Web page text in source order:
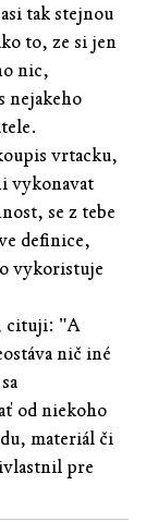
tak stejnou
to, ze si jen
nic,
nejakeho
vrtacku,
vykonavat
se z tebe
definice,
vykoristuje
cituji: "A
nič iné
od niekoho
materiál či
pre